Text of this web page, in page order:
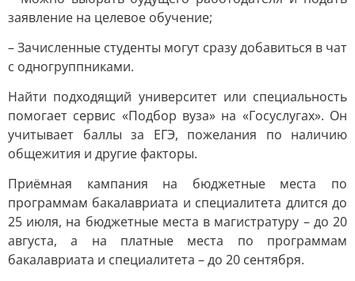
заявление на целевое обучение;
– Зачисленные студенты могут сразу добавиться в чат
с одногруппниками.
Найти подходящий университет или специальность
помогает сервис «Подбор вуза» на «Госуслугах». Он
учитывает баллы за ЕГЭ, пожелания по наличию
общежития и другие факторы.
Приёмная кампания на бюджетные места по
программам бакалавриата и специалитета длится до
25 июля, на бюджетные места в магистратуру – до 20
августа, а на платные места по программам
бакалавриата и специалитета – до 20 сентября.